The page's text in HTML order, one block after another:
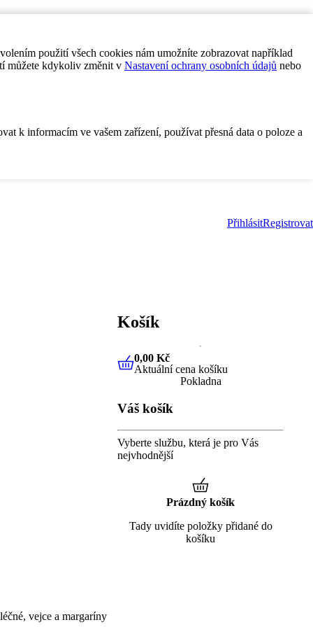
použití všech cookies nám umožníte zobrazovat například
můžete kdykoliv změnit v Nastavení ochrany osobních údajů nebo
k informacím ve vašem zařízení, používat přesná data o poloze a
PřihlásitRegistrovat
vejce a margaríny
Košík
0,00 KčAktuální cena košíku
0,00 Kč
Aktuální cena košíku
Pokladna
Váš košík
Vyberte službu, která je pro Vás
nejvhodnější
Prázdný košík
Tady uvidíte položky přidané do
košíku